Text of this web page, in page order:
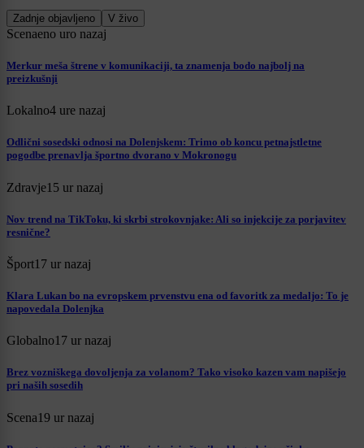
Zadnje objavljeno V živo
Scenaeno uro nazaj
Merkur meša štrene v komunikaciji, ta znamenja bodo najbolj na
preizkušnji
Lokalno4 ure nazaj
Odlični sosedski odnosi na Dolenjskem: Trimo ob koncu petnajstletne
pogodbe prenavlja športno dvorano v Mokronogu
Zdravje15 ur nazaj
Nov trend na TikToku, ki skrbi strokovnjake: Ali so injekcije za porjavitev
resnične?
Šport17 ur nazaj
Klara Lukan bo na evropskem prvenstvu ena od favoritk za medaljo: To je
napovedala Dolenjka
Globalno17 ur nazaj
Brez vozniškega dovoljenja za volanom? Tako visoko kazen vam napišejo
pri naših sosedih
Scena19 ur nazaj